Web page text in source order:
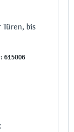
bis
615006